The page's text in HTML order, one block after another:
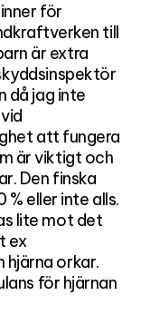
för
till
är extra
då jag inte
att fungera
är viktigt och
Den finska
% eller inte alls.
lite mot det
ex
hjärna orkar.
för hjärnan